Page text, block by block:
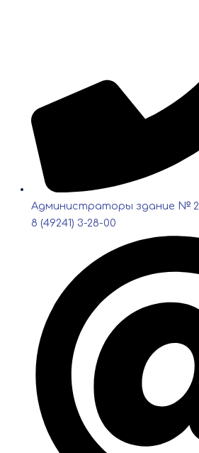
Администраторы здание № 2
8 (49241) 3-28-00